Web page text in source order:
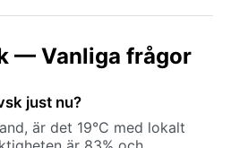
— Vanliga frågor
just nu?
är det 19°C med lokalt